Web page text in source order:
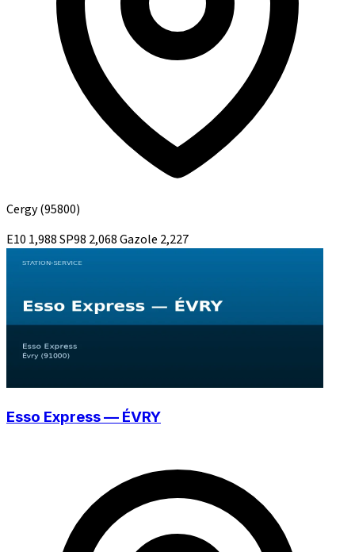
Cergy(95800)
E10 1,988SP98 2,068Gazole 2,227
Esso Express — ÉVRY